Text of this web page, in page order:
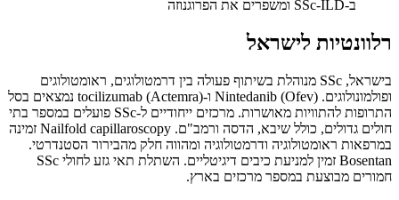
ב-SSc-ILD ומשפרים את הפרוגנוזה
רלוונטיות לישראל
בישראל, SSc מנוהלת בשיתוף פעולה בין דרמטולוגים, ראומטולוגים
ופולמונולוגים. Nintedanib (Ofev) ו-tocilizumab (Actemra) נמצאים בסל
התרופות להתוויות מאושרות. מרכזים ייחודיים ל-SSc פועלים במספר בתי
חולים גדולים, כולל שיבא, הדסה ורמב"ם. Nailfold capillaroscopy זמינה
במרפאות ראומטולוגיה ודרמטולוגיה ומהווה חלק מהבירור הסטנדרטי.
Bosentan זמין למניעת כיבים דיגיטליים. השתלת תאי גזע לחולי SSc
חמורים מבוצעת במספר מרכזים בארץ.